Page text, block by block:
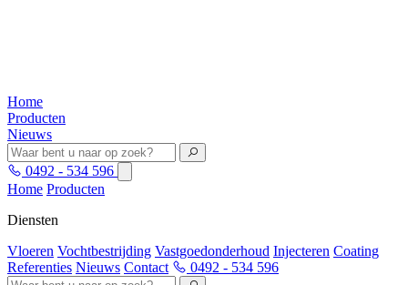
Home
Producten
Nieuws
0492 - 534 596
Home Producten
Diensten
Vloeren Vochtbestrijding Vastgoedonderhoud Injecteren Coating
Referenties Nieuws Contact 0492 - 534 596